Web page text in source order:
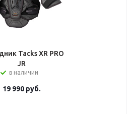
Tacks XR PRO
JR
в наличии
19 990руб.